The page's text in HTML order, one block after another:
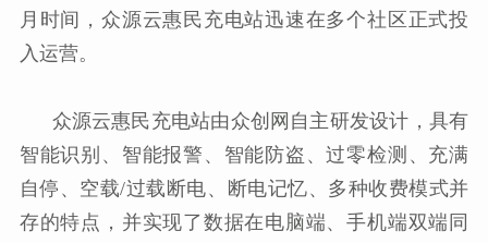
月时间，众源云惠民充电站迅速在多个社区正式投
入运营。
众源云惠民充电站由众创网自主研发设计，具有
智能识别、智能报警、智能防盗、过零检测、充满
自停、空载/过载断电、断电记忆、多种收费模式并
存的特点，并实现了数据在电脑端、手机端双端同